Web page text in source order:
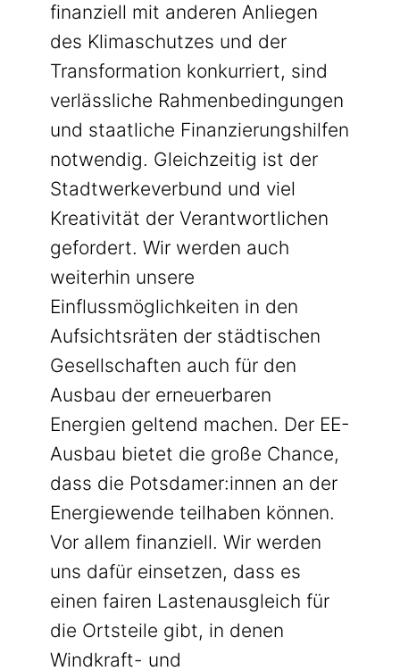
finanziell mit anderen Anliegen
des Klimaschutzes und der
Transformation konkurriert, sind
verlässliche Rahmenbedingungen
und staatliche Finanzierungshilfen
notwendig. Gleichzeitig ist der
Stadtwerkeverbund und viel
Kreativität der Verantwortlichen
gefordert. Wir werden auch
weiterhin unsere
Einflussmöglichkeiten in den
Aufsichtsräten der städtischen
Gesellschaften auch für den
Ausbau der erneuerbaren
Energien geltend machen. Der EE-
Ausbau bietet die große Chance,
dass die Potsdamer:innen an der
Energiewende teilhaben können.
Vor allem finanziell. Wir werden
uns dafür einsetzen, dass es
einen fairen Lastenausgleich für
die Ortsteile gibt, in denen
Windkraft- und